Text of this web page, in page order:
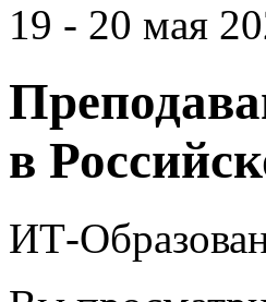
19 - 20 мая
в
ИТ-